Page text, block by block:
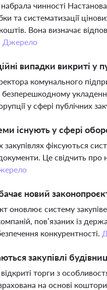
чинності
та систематизації
Вона визначає
Джерело
випадки викриті у
комунального
безперешкодному
у сфері публічних
існують у сфері
фіксуються
Це свідчить про
новий законопроєкт
оновлює систему
пов’язаних із
конкурентності.
закупівлі
торги з
на основі